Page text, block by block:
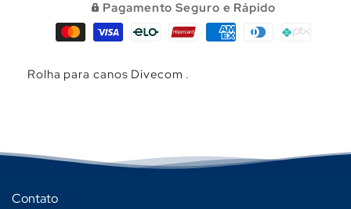
Pagamento Seguro e Rápido
Rolha para canos Divecom .
Contato